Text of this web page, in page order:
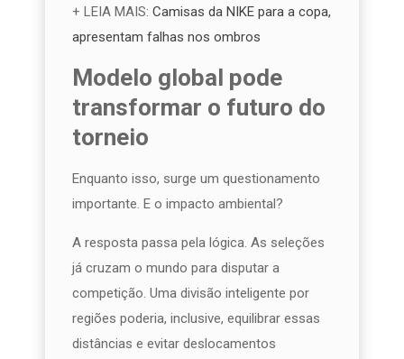
+ LEIA MAIS: Camisas da NIKE para a copa,
apresentam falhas nos ombros
Modelo global pode
transformar o futuro do
torneio
Enquanto isso, surge um questionamento
importante. E o impacto ambiental?
A resposta passa pela lógica. As seleções
já cruzam o mundo para disputar a
competição. Uma divisão inteligente por
regiões poderia, inclusive, equilibrar essas
distâncias e evitar deslocamentos